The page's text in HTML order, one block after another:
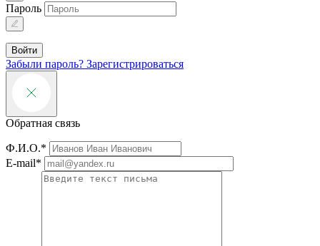
Пароль
Войти
Забыли пароль? Зарегистрироваться
Обратная связь
Ф.И.О.*
E-mail*